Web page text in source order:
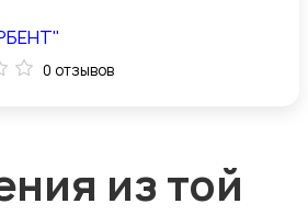
0 отзывов
из той